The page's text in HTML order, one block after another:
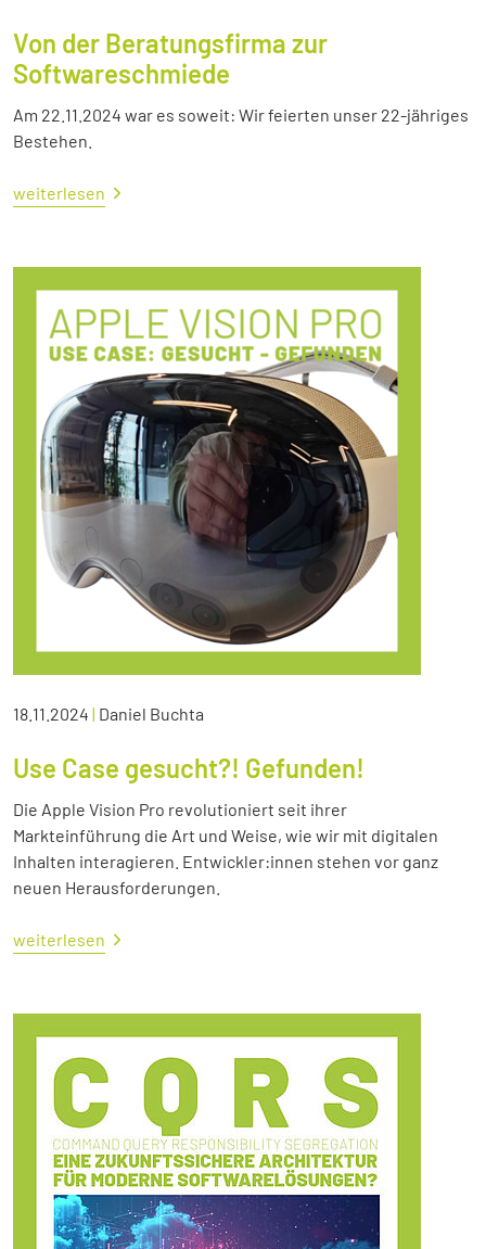
Von der Beratungsfirma zur
Softwareschmiede
Am 22.11.2024 war es soweit: Wir feierten unser 22-jähriges
Bestehen.
weiterlesen
18.11.2024 | Daniel Buchta
Use Case gesucht?! Gefunden!
Die Apple Vision Pro revolutioniert seit ihrer
Markteinführung die Art und Weise, wie wir mit digitalen
Inhalten interagieren. Entwickler:innen stehen vor ganz
neuen Herausforderungen.
weiterlesen